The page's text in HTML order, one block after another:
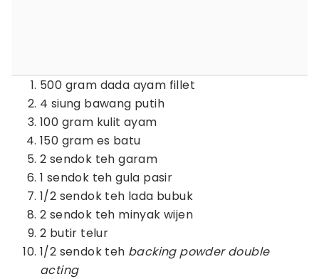
500 gram dada ayam fillet
4 siung bawang putih
100 gram kulit ayam
150 gram es batu
2 sendok teh garam
1 sendok teh gula pasir
1/2 sendok teh lada bubuk
2 sendok teh minyak wijen
2 butir telur
1/2 sendok teh backing powder double
acting